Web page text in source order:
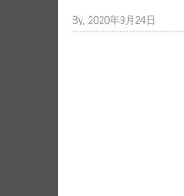
By, 2020年9月24日